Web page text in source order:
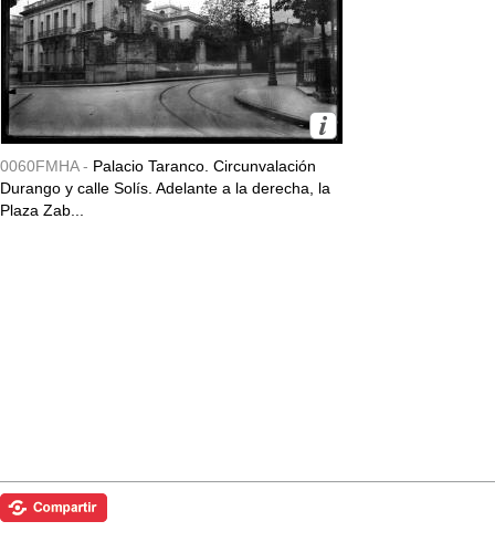
0060FMHA - Palacio Taranco. Circunvalación
Durango y calle Solís. Adelante a la derecha, la
Plaza Zab...